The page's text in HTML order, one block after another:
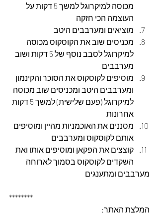
מכוסה למיקרוגל למשך 5 דקות על
העוצמה הכי חזקה
מוציאים ומערבבים היטב
מכניסים שוב את הקוסקוס מכוסה
למיקרוגל לסבב נוסף של 5 דקות ושוב
מערבבים
מוסיפים לקוסקוס את הסוכר והקינמון
ומערבבים היטב ומכניסים שוב מכוסה
למיקרוגל (פעם שלישית) למשך 5 דקות
אחרונות
מסננים את האוכמניות מהיין ומוסיפים
אותם לקוסקוס ומערבבים
קוצצים את הפקאן ומוסיפים אותו ואת
השקדים לקוסקוס בסמוך לארוחה
מערבבים ומתענגים
********
המלצת האתר: